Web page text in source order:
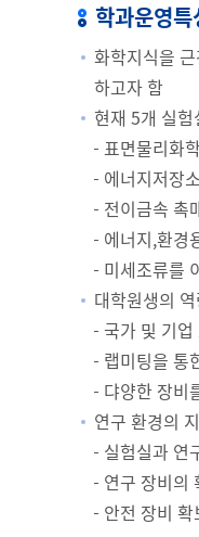
학과운영특
화학지식을
하고자 함
현재 5개 실
표면물리화
에너지저장
전이금속 촉
에너지,환경
미세조류를
대학원생의
국가 및 기업
랩미팅을 통
댜양한 장비
연구 환경의
실험실과 연
연구 장비의
안전 장비 확